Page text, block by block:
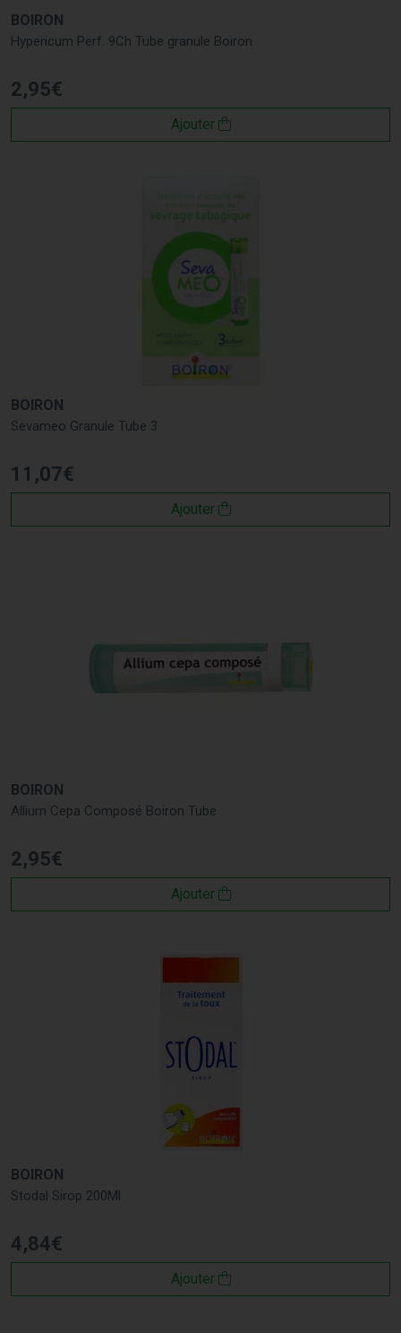
BOIRON
Hypericum Perf. 9Ch Tube granule Boiron
2,95€
Ajouter
BOIRON
Sevameo Granule Tube 3
11 ,07€
Ajouter
BOIRON
Allium Cepa Composé Boiron Tube
2,95€
Ajouter
BOIRON
Stodal Sirop 200Ml
4,84€
Ajouter